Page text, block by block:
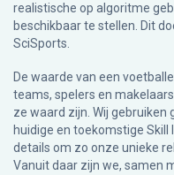
realistische op algoritme
beschikbaar te stellen. Dit
SciSports
De waarde van een
teams, spelers en
ze waard zijn. Wij
huidige en toekomstige
details om zo onze unieke
Vanuit daar zijn we, samen